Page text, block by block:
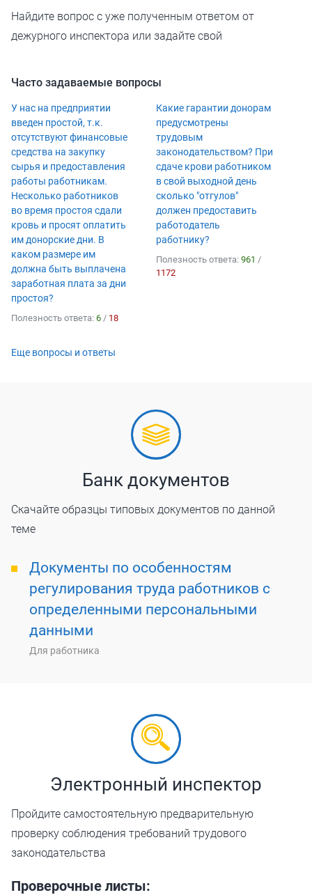
Найдите вопрос с уже полученным ответом от
дежурного инспектора или задайте свой
Часто задаваемые вопросы
У нас на предприятии
введен простой, т.к.
отсутствуют финансовые
средства на закупку
сырья и предоставления
работы работникам.
Несколько работников
во время простоя сдали
кровь и просят оплатить
им донорские дни. В
каком размере им
должна быть выплачена
заработная плата за дни
простоя?
Полезность ответа: 6 / 18
Какие гарантии донорам
предусмотрены
трудовым
законодательством? При
сдаче крови работником
в свой выходной день
сколько "отгулов"
должен предоставить
работодатель
работнику?
Полезность ответа: 961 /
1172
Еще вопросы и ответы
Банк документов
Скачайте образцы типовых документов по данной
теме
Документы по особенностям
регулирования труда работников с
определенными персональными
данными
Для работника
Электронный инспектор
Пройдите самостоятельную предварительную
проверку соблюдения требований трудового
законодательства
Проверочные листы: